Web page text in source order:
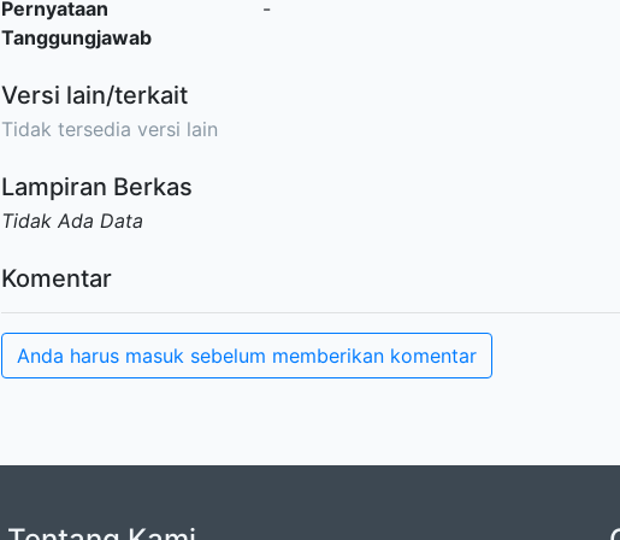
Pernyataan
Tanggungjawab
-
Versi lain/terkait
Tidak tersedia versi lain
Lampiran Berkas
Tidak Ada Data
Komentar
Anda harus masuk sebelum memberikan komentar